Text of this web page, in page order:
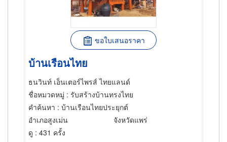
ขอใบเสนอราคา
บ้านเรือนไทย
ธนวินท์ เอ็นเตอร์ไพรส์ ไทยแลนด์
ชื่อหมวดหมู่ : รับสร้างบ้านทรงไทย
คำค้นหา : บ้านเรือนไทยประยุกต์
อำเภอสูงเม่น
จังหวัดแพร่
ดู : 431 ครั้ง